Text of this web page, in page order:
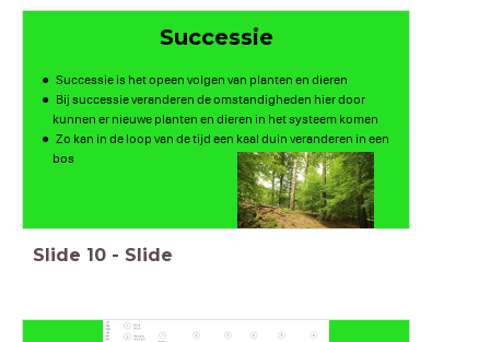
Successie
Successie is het opeen volgen van planten en dieren
Bij successie veranderen de omstandigheden hier door
kunnen er nieuwe planten en dieren in het systeem komen
Zo kan in de loop van de tijd een kaal duin veranderen in een
bos
Slide 10 - Slide